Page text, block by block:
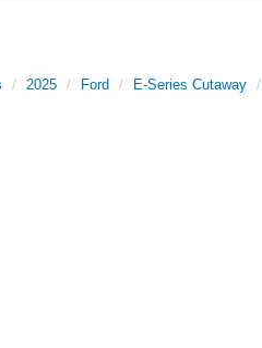
2025 Ford E-Series Cutaway